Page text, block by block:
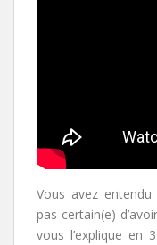
Vous avez entendu
pas certain(e)
vous l’explique en